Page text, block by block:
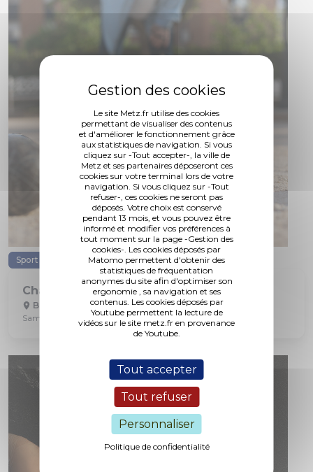
Le site Metz.fr utilise des cookies
permettant de visualiser des contenus
et d'améliorer le fonctionnement grâce
aux statistiques de navigation. Si vous
cliquez sur -Tout accepter-, la ville de
Metz et ses partenaires déposeront ces
cookies sur votre terminal lors de votre
navigation. Si vous cliquez sur -Tout
refuser-, ces cookies ne seront pas
déposés. Votre choix est conservé
pendant 13 mois, et vous pouvez être
informé et modifier vos préférences à
tout moment sur la page -Gestion des
cookies-. Les cookies déposés par
Matomo permettent d'obtenir des
statistiques de fréquentation
anonymes du site afin d'optimiser son
ergonomie , sa navigation et ses
contenus. Les cookies déposés par
Youtube permettent la lecture de
vidéos sur le site metz.fr en provenance
de Youtube.
Tout accepter
Tout refuser
Personnaliser
Politique de confidentialité
Sport Pétanque Compétition-tournoi
Championnat Régional des Clubs
Boulodrome Richard Mazzarine
Samedi 29 août 2026